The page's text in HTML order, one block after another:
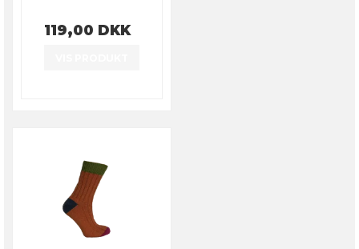
119,00 DKK